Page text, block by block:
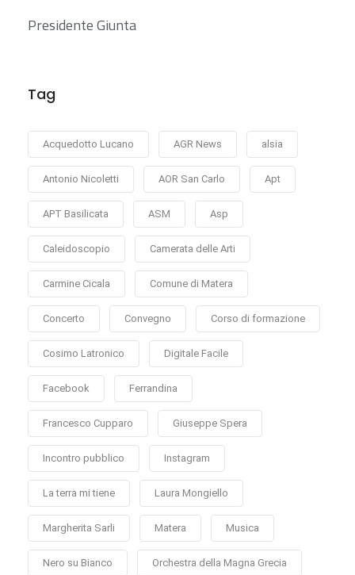
Presidente Giunta
Tag
Acquedotto Lucano AGR News alsia
Antonio Nicoletti AOR San Carlo Apt
APT Basilicata ASM Asp
Caleidoscopio Camerata delle Arti
Carmine Cicala Comune di Matera
Concerto Convegno Corso di formazione
Cosimo Latronico Digitale Facile
Facebook Ferrandina
Francesco Cupparo Giuseppe Spera
Incontro pubblico Instagram
La terra mi tiene Laura Mongiello
Margherita Sarli Matera Musica
Nero su Bianco Orchestra della Magna Grecia